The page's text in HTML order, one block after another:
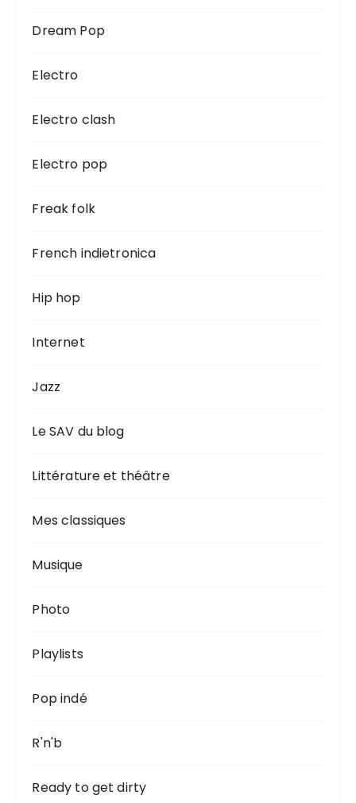
Dream Pop
Electro
Electro clash
Electro pop
Freak folk
French indietronica
Hip hop
Internet
Jazz
Le SAV du blog
Littérature et théâtre
Mes classiques
Musique
Photo
Playlists
Pop indé
R'n'b
Ready to get dirty